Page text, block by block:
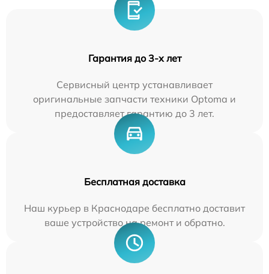
Гарантия до 3-х лет
Сервисный центр устанавливает
оригинальные запчасти техники Optoma и
предоставляет гарантию до 3 лет.
Бесплатная доставка
Наш курьер в Краснодаре бесплатно доставит
ваше устройство на ремонт и обратно.